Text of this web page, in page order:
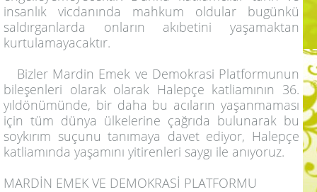
insanlık vicdanında mahkum oldular bugünkü
saldırganlarda onların akıbetini yaşamaktan
kurtulamayacaktır.
Bizler Mardin Emek ve Demokrasi Platformunun
bileşenleri olarak olarak Halepçe katliamının 36.
yıldönümünde, bir daha bu acıların yaşanmaması
için tüm dünya ülkelerine çağrıda bulunarak bu
soykırım suçunu tanımaya davet ediyor, Halepçe
katliamında yaşamını yitirenleri saygı ile anıyoruz.
MARDİN EMEK VE DEMOKRASİ PLATFORMU